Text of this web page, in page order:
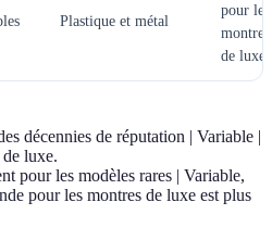
Plastique et métal
pour les
montres
de luxe.
décennies de réputation | Variable |
luxe.
pour les modèles rares | Variable,
pour les montres de luxe est plus